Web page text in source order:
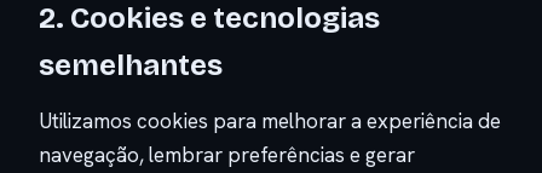
2. Cookies e tecnologias
semelhantes
Utilizamos cookies para melhorar a experiência de
navegação, lembrar preferências e gerar